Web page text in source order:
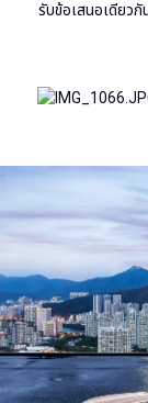
รับข้อเสนอเดียวกั